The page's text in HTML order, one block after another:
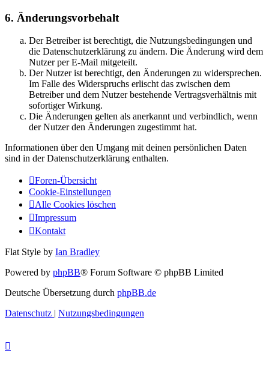
6. Änderungsvorbehalt
Der Betreiber ist berechtigt, die Nutzungsbedingungen und
die Datenschutzerklärung zu ändern. Die Änderung wird dem
Nutzer per E-Mail mitgeteilt.
Der Nutzer ist berechtigt, den Änderungen zu widersprechen.
Im Falle des Widerspruchs erlischt das zwischen dem
Betreiber und dem Nutzer bestehende Vertragsverhältnis mit
sofortiger Wirkung.
Die Änderungen gelten als anerkannt und verbindlich, wenn
der Nutzer den Änderungen zugestimmt hat.
Informationen über den Umgang mit deinen persönlichen Daten
sind in der Datenschutzerklärung enthalten.
Foren-Übersicht
Cookie-Einstellungen
Alle Cookies löschen
Impressum
Kontakt
Flat Style by Ian Bradley
Powered by phpBB® Forum Software © phpBB Limited
Deutsche Übersetzung durch phpBB.de
Datenschutz | Nutzungsbedingungen